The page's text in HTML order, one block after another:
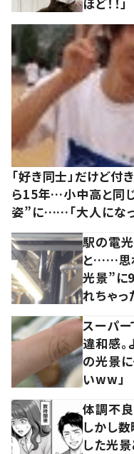
「好き同士」だけど付
ら15年…小中高と同
姿”に……「大人になっ
駅の電
と……思
光景”に
れちゃっ
スーパー
違和感。
の光景に
いww」
体調不
しかし
した光